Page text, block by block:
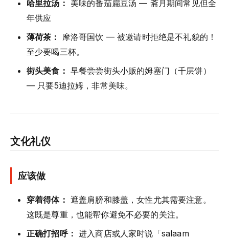
哈里拉汤： 美味的番茄扁豆汤 — 斋月期间常见但全
年供应
薄荷茶：
摩洛哥国饮 — 被邀请时拒绝是不礼貌的！
至少要喝三杯。
街头美食： 早餐尝尝街头小贩的姆塞门（千层饼）
— 只要5迪拉姆，非常美味。
文化礼仪
应该做
穿着得体： 遮盖肩膀和膝盖，女性尤其需要注意。
这既是尊重，也能帮你避免不必要的关注。
正确打招呼： 进入商店或人家时说「salaam